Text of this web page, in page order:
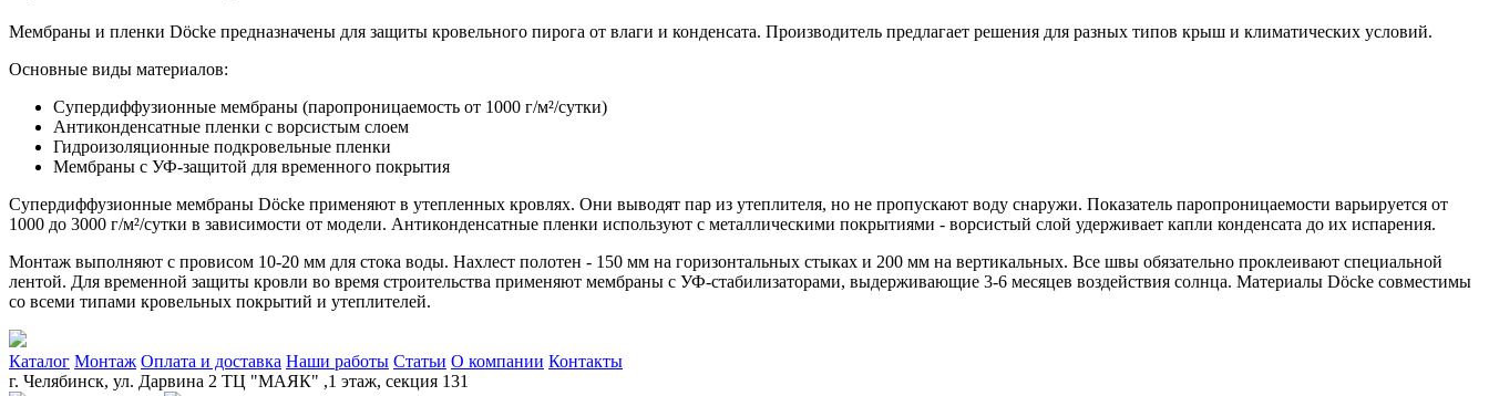
Мембраны и пленки Döcke предназначены для защиты кровельного пирога от влаги и конденсата. Производитель предлагает решения для разных типов крыш и климатических условий.
Основные виды материалов:
Супердиффузионные мембраны (паропроницаемость от 1000 г/м²/сутки)
Антиконденсатные пленки с ворсистым слоем
Гидроизоляционные подкровельные пленки
Мембраны с УФ-защитой для временного покрытия
Супердиффузионные мембраны Döcke применяют в утепленных кровлях. Они выводят пар из утеплителя, но не пропускают воду снаружи. Показатель паропроницаемости варьируется от
1000 до 3000 г/м²/сутки в зависимости от модели. Антиконденсатные пленки используют с металлическими покрытиями - ворсистый слой удерживает капли конденсата до их испарения.
Монтаж выполняют с провисом 10-20 мм для стока воды. Нахлест полотен - 150 мм на горизонтальных стыках и 200 мм на вертикальных. Все швы обязательно проклеивают специальной
лентой. Для временной защиты кровли во время строительства применяют мембраны с УФ-стабилизаторами, выдерживающие 3-6 месяцев воздействия солнца. Материалы Döcke совместимы
со всеми типами кровельных покрытий и утеплителей.
Каталог Монтаж Оплата и доставка Наши работы Статьи О компании Контакты
г. Челябинск, ул. Дарвина 2 ТЦ "МАЯК" ,1 этаж, секция 131